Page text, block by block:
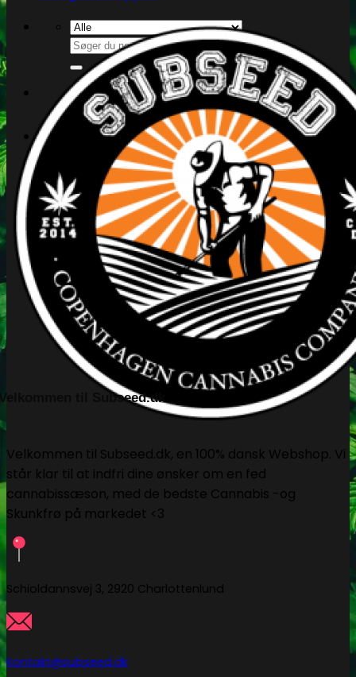
Søg
efter:
Kasse
til Subseed.dk
Velkommen til Subseed.dk, en 100% dansk Webshop. Vi
står klar til at indfri dine ønsker om en fed
cannabissæson, med de bedste Cannabis -og
Skunkfrø på markedet <3
Schioldannsvej 3, 2920 Charlottenlund
Kontakt@subseed.dk